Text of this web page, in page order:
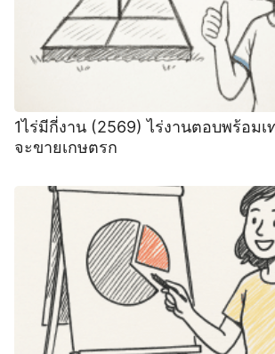
1ไร่มีกี่งาน (2569) ไร่งานตอบพร้อม
จะขายเกษตรก